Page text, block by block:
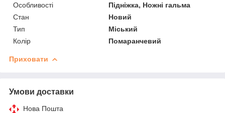
Особливості
Підніжка, Ножні гальма
Стан
Новий
Тип
Міський
Колір
Помаранчевий
Приховати
Умови доставки
Нова Пошта